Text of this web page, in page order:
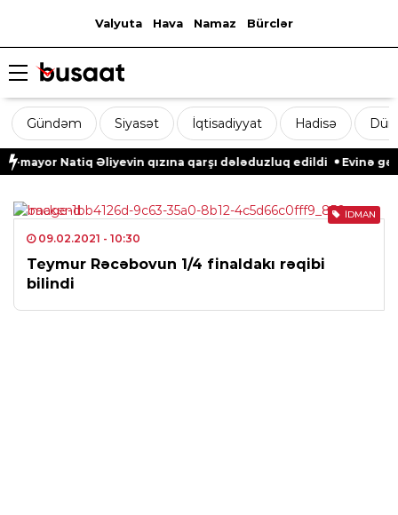
Valyuta Hava Namaz Bürclər
Gündəm Siyasət İqtisadiyyat Hadisə
mayor Natiq Əliyevin qızına qarşı dələduzluq edildi Evinə
İDMAN
09.02.2021 - 10:30
Teymur Rəcəbovun 1/4 finaldakı rəqibi
bilindi